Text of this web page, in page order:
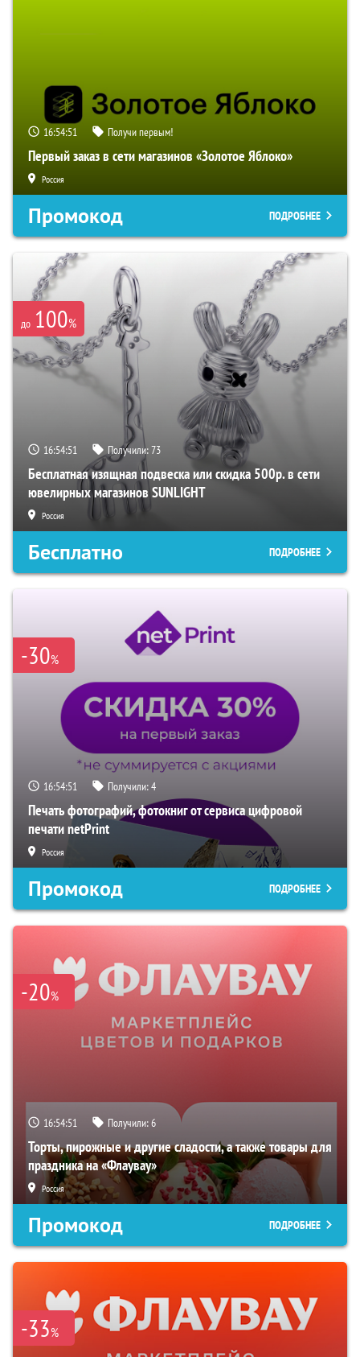
16:54:51 Получи первым!
Первый заказ в сети магазинов «Золотое Яблоко»
Россия
Промокод ПОДРОБНЕЕ
до 100%
16:54:51 Получили:73
Бесплатная изящная подвеска или скидка 500р. в сети
ювелирных магазинов SUNLIGHT
Россия
Бесплатно ПОДРОБНЕЕ
-30%
16:54:51 Получили:4
Печать фотографий, фотокниг от сервиса цифровой
печати netPrint
Россия
Промокод ПОДРОБНЕЕ
-20%
16:54:51 Получили:6
Торты, пирожные и другие сладости, а также товары для
праздника на «Флаувау»
Россия
Промокод ПОДРОБНЕЕ
-33%